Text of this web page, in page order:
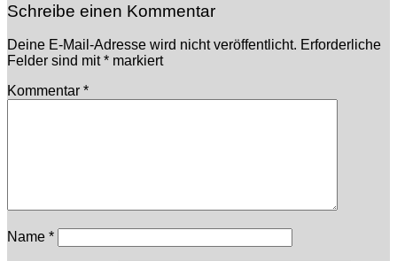
Schreibe einen Kommentar
Deine E-Mail-Adresse wird nicht veröffentlicht. Erforderliche
Felder sind mit* markiert
Kommentar *
Name *